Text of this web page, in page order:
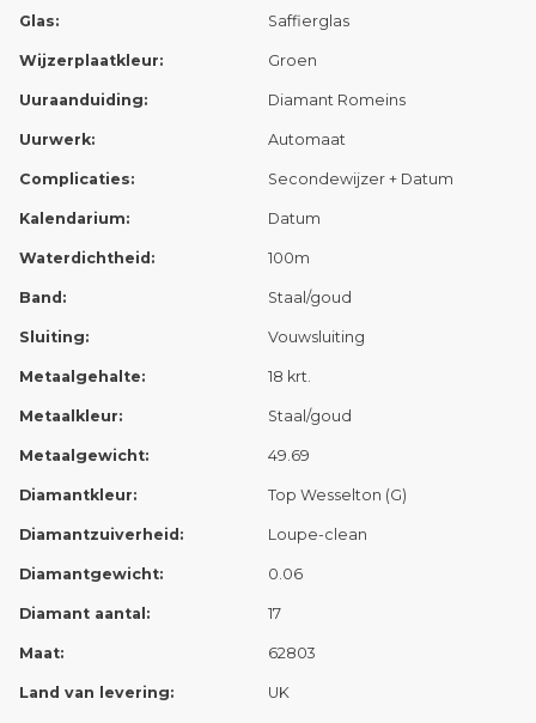
Glas: Saffierglas
Wijzerplaatkleur: Groen
Uuraanduiding: Diamant Romeins
Uurwerk: Automaat
Complicaties: Secondewijzer + Datum
Kalendarium: Datum
Waterdichtheid: 100m
Band: Staal/goud
Sluiting: Vouwsluiting
Metaalgehalte: 18 krt.
Metaalkleur: Staal/goud
Metaalgewicht: 49.69
Diamantkleur: Top Wesselton (G)
Diamantzuiverheid: Loupe-clean
Diamantgewicht: 0.06
Diamant aantal: 17
Maat: 62803
Land van levering: UK